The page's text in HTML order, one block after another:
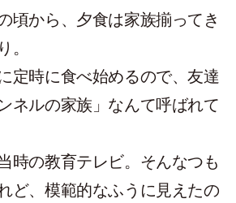
頃から、夕食は家族揃ってき
。
定時に食べ始めるので、友達
ネルの家族」なんて呼ばれて
時の教育テレビ。そんなつも
ど、模範的なふうに見えたの